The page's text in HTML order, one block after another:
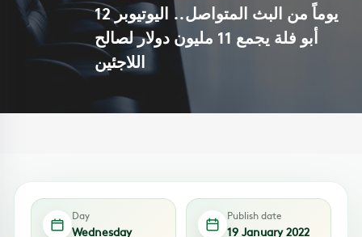
12 يوماً من البث المتواصل.. اليوتيوبر
أبو فلة يجمع 11 مليون دولار لصالح
اللاجئين
Day
Wednesday
Publish date
19 January 2022